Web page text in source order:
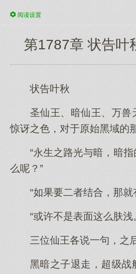
阅读设置
第1787章 状告叶
状告叶秋
圣仙王、暗仙王、万兽
惊讶之色，对于原始黑域的
“永生之路光与暗，暗
么呢？”
“如果要二者结合，那就
“或许不是表面这么肤浅
三位仙王各说一句，之
黑暗之子退走，超级战